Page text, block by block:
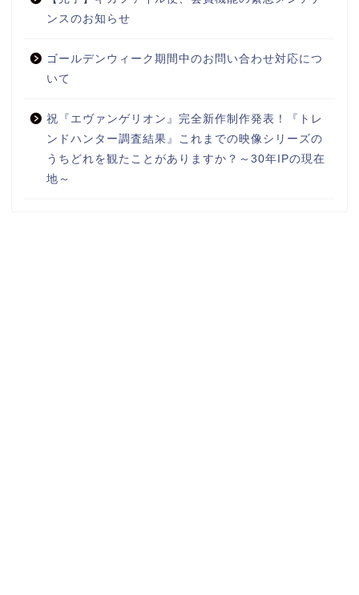
ンスのお知らせ
ゴールデンウィーク期間中のお問い合わせ対応につ
いて
祝『エヴァンゲリオン』完全新作制作発表！『トレ
ンドハンター調査結果』これまでの映像シリーズの
うちどれを観たことがありますか？～30年IPの現在
地～